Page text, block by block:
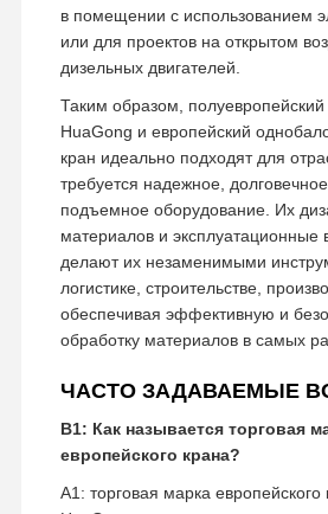
в помещении с использованием
или для проектов на открытом
дизельных двигателей.
Таким образом, полуевропейский
HuaGong и европейский
кран идеально подходят для
требуется надежное,
подъемное оборудование. Их
материалов и эксплуатационные
делают их незаменимыми
логистике, строительстве,
обеспечивая эффективную и
обработку материалов в самых
ЧАСТО ЗАДАВАЕМЫЕ
В1: Как называется торговая
европейского крана?
A1: торговая марка